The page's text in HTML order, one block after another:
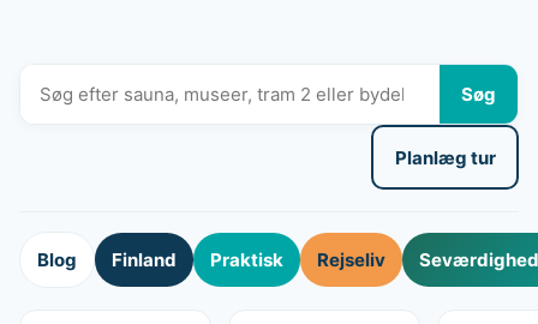
Søg
Planlæg tur
Blog Finland Praktisk Rejseliv